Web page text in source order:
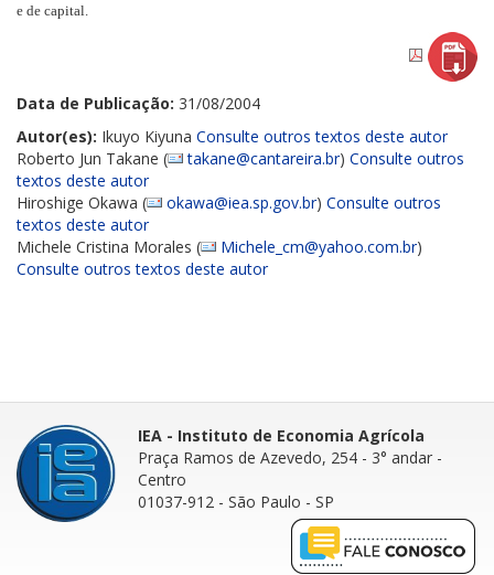
e de capital.
Data de Publicação: 31/08/2004
Autor(es): Ikuyo Kiyuna Consulte outros textos deste autor
Roberto Jun Takane (
takane@cantareira.br) Consulte outros
textos deste autor
Hiroshige Okawa (
okawa@iea.sp.gov.br) Consulte outros
textos deste autor
Michele Cristina Morales (
Michele_cm@yahoo.com.br)
Consulte outros textos deste autor
IEA - Instituto de Economia Agrícola
Praça Ramos de Azevedo, 254 - 3° andar -
Centro
01037-912 - São Paulo - SP